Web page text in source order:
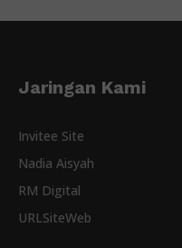
Jaringan Kami
Invitee Site
Nadia Aisyah
RM Digital
URLSiteWeb